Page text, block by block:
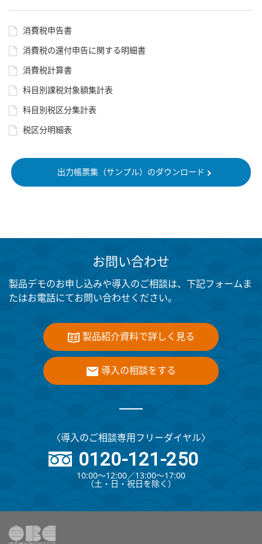
消費税申告書
消費税の還付申告に関する明細書
消費税計算書
科目別課税対象額集計表
科目別税区分集計表
税区分明細表
出力帳票集（サンプル）のダウンロード
お問い合わせ
製品デモのお申し込みや導入のご相談は、下記フォームま
たはお電話にてお問い合わせください。
製品紹介資料で詳しく見る
導入の相談をする
〈導入のご相談専用フリーダイヤル〉
0120-121-250
10:00～12:00∕13:00～17:00
（⼟・⽇・祝⽇を除く）